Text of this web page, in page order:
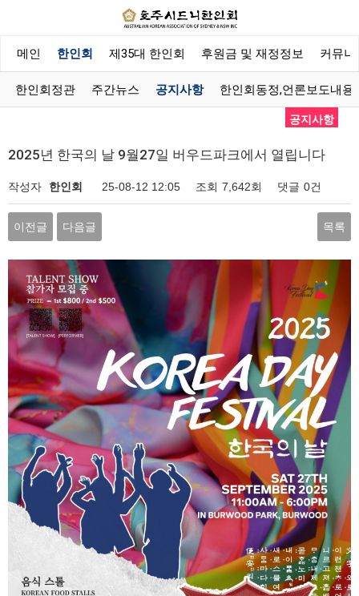
메인 한인회 제35대 한인회 후원금 및 재정정보 커뮤니
한인회정관 주간뉴스 공지사항 한인회동정,언론보도내용
공지사항
2025년 한국의 날 9월27일 버우드파크에서 열립니다
작성자 한인회 25-08-12 12:05 조회 7,642회 댓글 0건
이전글 다음글 목록